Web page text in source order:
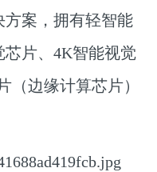
案，拥有轻智能
片、4K智能视觉
（边缘计算芯片）